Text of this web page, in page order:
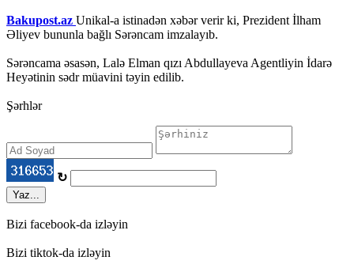
Bakupost.az Unikal-a istinadən xəbər verir ki, Prezident İlham
Əliyev bununla bağlı Sərəncam imzalayıb.
Sərəncama əsasən, Lalə Elman qızı Abdullayeva Agentliyin İdarə
Heyətinin sədr müavini təyin edilib.
Şərhlər
↻
Yaz...
Bizi facebook-da izləyin
Bizi tiktok-da izləyin